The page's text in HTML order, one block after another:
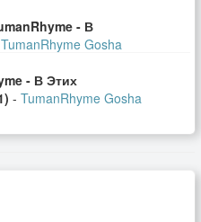
- В
TumanRhyme Gosha
- В Этих
- TumanRhyme Gosha